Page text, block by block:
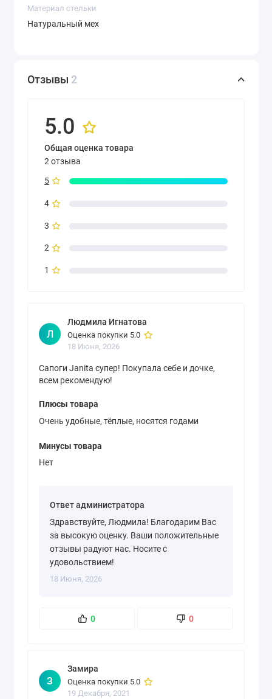
Материал стельки
Натуральный мех
Отзывы 2
5.0
Общая оценка товара
2 отзыва
5
4
3
2
1
Л
Людмила Игнатова
Оценка покупки 5.0
18 Июня, 2026
Сапоги Janita супер! Покупала себе и дочке,
всем рекомендую!
Плюсы товара
Очень удобные, тёплые, носятся годами
Минусы товара
Нет
0 0
Ответ администратора
Здравствуйте, Людмила! Благодарим Вас
за высокую оценку. Ваши положительные
отзывы радуют нас. Носите с
удовольствием!
18 Июня, 2026
З
Замира
Оценка покупки 5.0
19 Декабря, 2021